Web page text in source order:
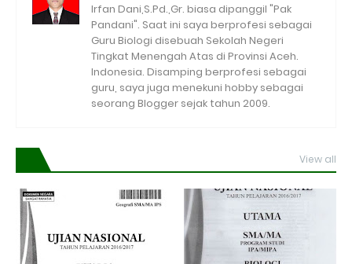
Irfan Dani,S.Pd.,Gr. biasa dipanggil "Pak
Pandani". Saat ini saya berprofesi sebagai
Guru Biologi disebuah Sekolah Negeri
Tingkat Menengah Atas di Provinsi Aceh.
Indonesia. Disamping berprofesi sebagai
guru, saya juga menekuni hobby sebagai
seorang Blogger sejak tahun 2009.
View all